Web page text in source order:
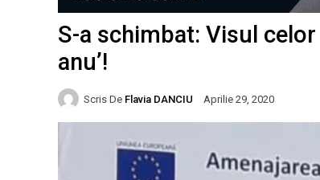
S-a schimbat: Visul
anu’!
Scris De Flavia DANCIU Aprilie 29, 2020